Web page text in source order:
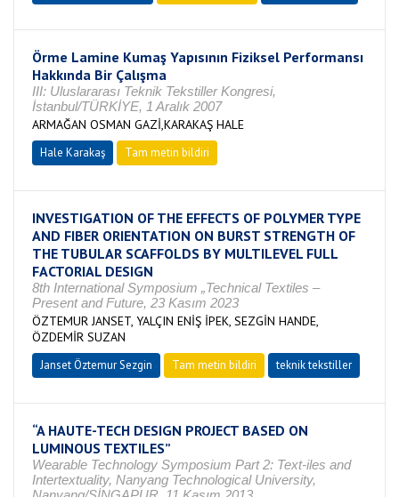
Örme Lamine Kumaş Yapısının Fiziksel Performansı
Hakkında Bir Çalışma
III: Uluslararası Teknik Tekstiller Kongresi,
İstanbul/TÜRKİYE, 1 Aralık 2007
ARMAĞAN OSMAN GAZİ,KARAKAŞ HALE
Hale Karakaş Tam metin bildiri
INVESTIGATION OF THE EFFECTS OF POLYMER TYPE
AND FIBER ORIENTATION ON BURST STRENGTH OF
THE TUBULAR SCAFFOLDS BY MULTILEVEL FULL
FACTORIAL DESIGN
8th International Symposium „Technical Textiles –
Present and Future, 23 Kasım 2023
ÖZTEMUR JANSET, YALÇIN ENİŞ İPEK, SEZGİN HANDE,
ÖZDEMİR SUZAN
Janset Öztemur Sezgin Tam metin bildiri teknik tekstiller
“A HAUTE-TECH DESIGN PROJECT BASED ON
LUMINOUS TEXTILES”
Wearable Technology Symposium Part 2: Text-iles and
Intertextuality, Nanyang Technological University,